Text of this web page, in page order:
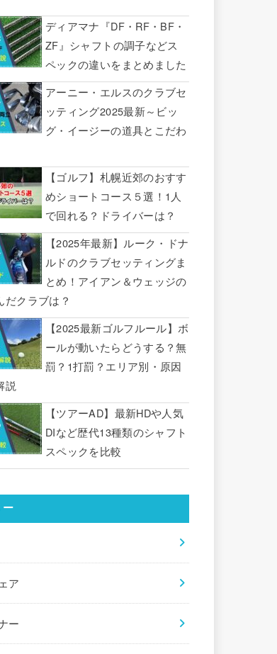
ディアマナ『DF・RF・BF・
ZF』シャフトの調子などス
ペックの違いをまとめました
アーニー・エルスのクラブセ
ッティング2025最新～ビッ
グ・イージーの道具とこだわ
【ゴルフ】札幌近郊のおすす
めショートコース５選！1人
で回れる？ドライバーは？
【2025年最新】ルーク・ドナ
ルドのクラブセッティングま
とめ！アイアン＆ウェッジの
だクラブは？
【2025最新ゴルフルール】ボ
ールが動いたらどうする？無
罰？1打罰？エリア別・原因
説
【ツアーAD】最新HDや人気
DIなど歴代13種類のシャフト
スペックを比較
ー
ア
ー